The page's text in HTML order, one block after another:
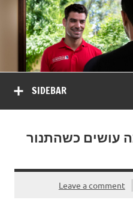
בלוג
המקצוענים
SIDEBAR
עושים כשהתנור
Leave a comment